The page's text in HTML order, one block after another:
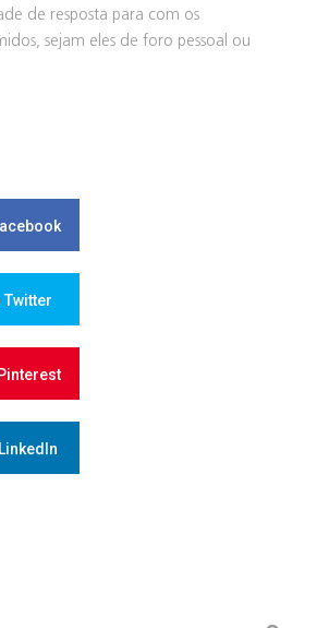
de resposta para com os
sejam eles de foro pessoal ou
Twitter